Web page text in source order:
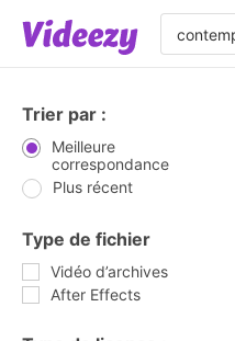
Trier par :
Meilleure
correspondance
Plus récent
Type de fichier
Vidéo d’archives
After Effects